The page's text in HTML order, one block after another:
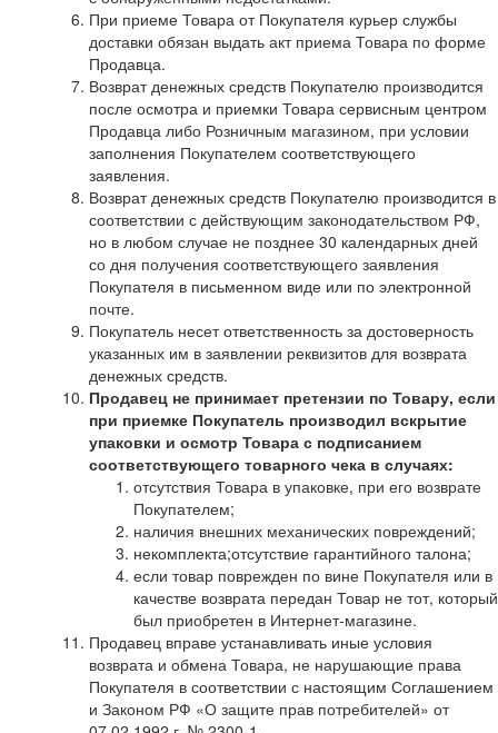
При приеме Товара от Покупателя курьер службы
доставки обязан выдать акт приема Товара по форме
Продавца.
Возврат денежных средств Покупателю производится
после осмотра и приемки Товара сервисным центром
Продавца либо Розничным магазином, при условии
заполнения Покупателем соответствующего
заявления.
Возврат денежных средств Покупателю производится в
соответствии с действующим законодательством РФ,
но в любом случае не позднее 30 календарных дней
со дня получения соответствующего заявления
Покупателя в письменном виде или по электронной
почте.
Покупатель несет ответственность за достоверность
указанных им в заявлении реквизитов для возврата
денежных средств.
Продавец не принимает претензии по Товару, если
при приемке Покупатель производил вскрытие
упаковки и осмотр Товара с подписанием
соответствующего товарного чека в случаях:
отсутствия Товара в упаковке, при его возврате
Покупателем;
наличия внешних механических повреждений;
некомплекта;отсутствие гарантийного талона;
если товар поврежден по вине Покупателя или в
качестве возврата передан Товар не тот, который
был приобретен в Интернет-магазине.
Продавец вправе устанавливать иные условия
возврата и обмена Товара, не нарушающие права
Покупателя в соответствии с настоящим Соглашением
и Законом РФ «О защите прав потребителей» от